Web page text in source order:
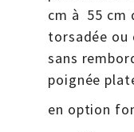
cm à 55 cm
torsadée ou
sans
poignée
en option